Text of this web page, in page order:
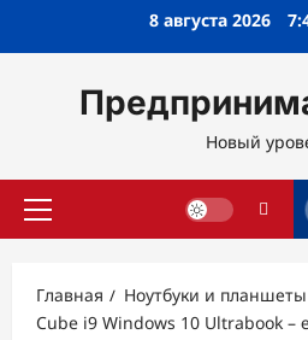
8 августа 2026
Новый
Основное
Главная
Ноутбуки и планшеты
Cube i9 Windows 10 Ultrabook –